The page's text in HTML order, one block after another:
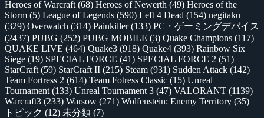
Heroes of Warcraft (68) Heroes of Newerth (49) Heroes of the
Storm (5) League of Legends (590) Left 4 Dead (154) negitaku
(329) Overwatch (314) Painkiller(133) PC・ゲーミングデバイス
(2437) PUBG (252) PUBG MOBILE (3) Quake Champions (117)
QUAKE LIVE (464) Quake3 (918) Quake4 (393) Rainbow Six
Siege (19) SPECIAL FORCE (41) SPECIAL FORCE 2 (51)
StarCraft (59) StarCraft II (215) Steam (931) Sudden Attack (142)
Team Fortress 2 (614) Team Fotress Classic (15) Unreal
Tournament (133) Unreal Tournament 3 (47) VALORANT (1139)
Warcraft3 (233) Warsow (271) Wolfenstein: Enemy Territory (35)
トピック (12) 未分類 (7)